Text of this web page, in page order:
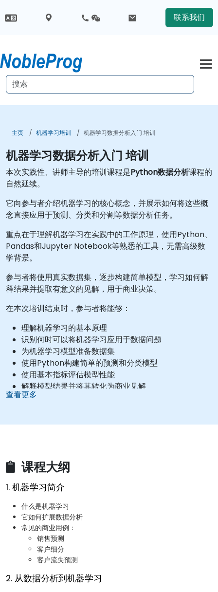
联系我们
主页 机器学习培训 机器学习数据分析入门 培训
机器学习数据分析入门 培训
本次实践性、讲师主导的培训课程是Python数据分析课程的
自然延续。
它向参与者介绍机器学习的核心概念，并展示如何将这些概
念直接应用于预测、分类和分割等数据分析任务。
重点在于理解机器学习在实践中的工作原理，使用Python、
Pandas和Jupyter Notebook等熟悉的工具，无需高级数
学背景。
参与者将使用真实数据集，逐步构建简单模型，学习如何解
释结果并提取有意义的见解，用于商业决策。
在本次培训结束时，参与者将能够：
理解机器学习的基本原理
识别何时可以将机器学习应用于数据问题
为机器学习模型准备数据集
使用Python构建简单的预测和分类模型
使用基本指标评估模型性能
解释模型结果并将其转化为商业见解
查看更多
课程大纲
1. 机器学习简介
什么是机器学习
它如何扩展数据分析
常见的商业用例：
销售预测
客户细分
客户流失预测
2. 从数据分析到机器学习